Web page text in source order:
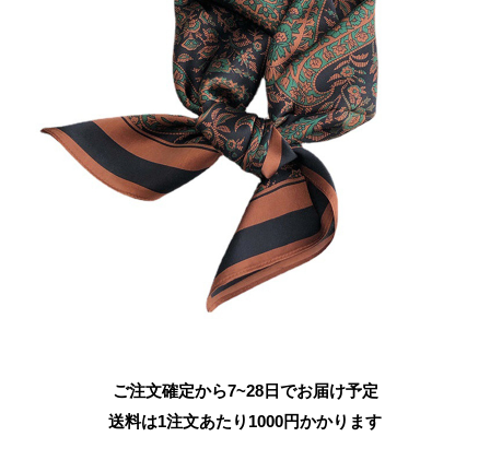
ご注文確定から7~28日でお届け予定
送料は1注文あたり 1000円かかります